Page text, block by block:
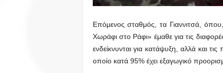
Επόμενος σταθμός, τα Γιαννιτσά,
Χωράφι στο Ράφι» έμαθε για τις
ενδείκνυνται για κατάψυξη, αλλά και
οποίο κατά 95% έχει εξαγωγικό